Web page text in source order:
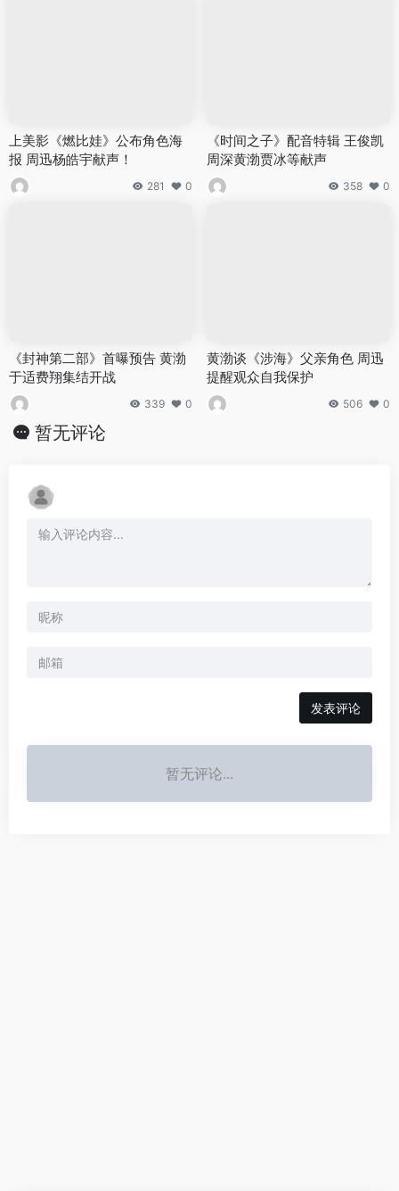
上美影《燃比娃》公布角色海
报 周迅杨皓宇献声！
281 0
《时间之子》配音特辑 王俊凯
周深黄渤贾冰等献声
358 0
《封神第二部》首曝预告 黄渤
于适费翔集结开战
339 0
黄渤谈《涉海》父亲角色 周迅
提醒观众自我保护
506 0
暂无评论
发表评论
暂无评论...